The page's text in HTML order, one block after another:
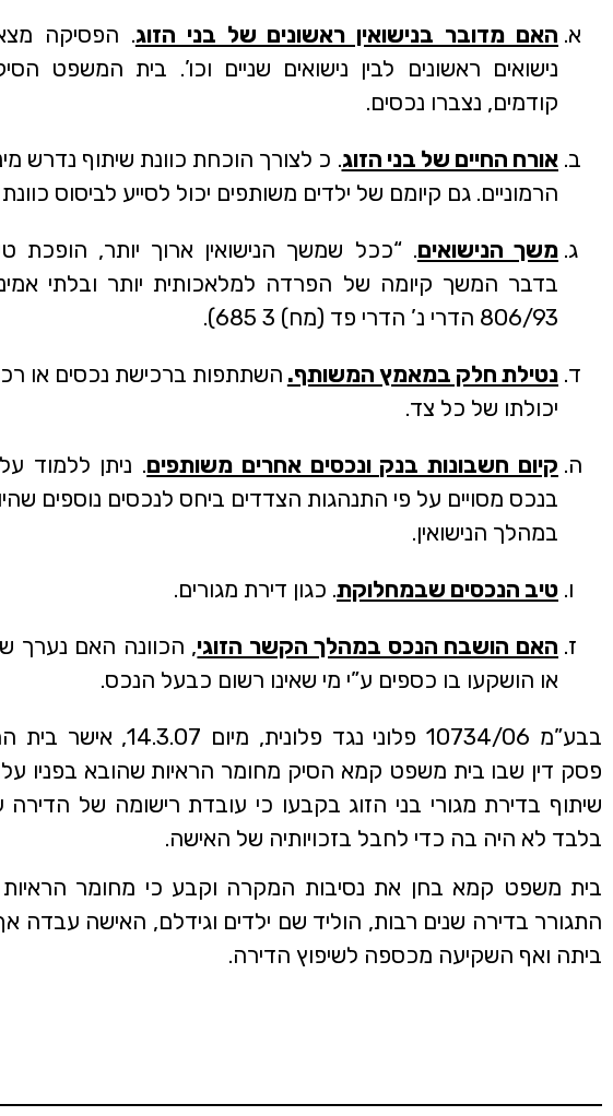
האם מדובר בנישואין ראשונים של בני הזוג. הפסיקה
נישואים ראשונים לבין נישואים שניים וכו’. בית המשפט
קודמים, נצברו נכסים.
אורח החיים של בני הזוג. כ לצורך הוכחת כוונת שיתוף נדרש
הרמוניים. גם קיומם של ילדים משותפים יכול לסייע לביסוס
משך הנישואים. “ככל שמשך הנישואין ארוך יותר, הופכת
בדבר המשך קיומה של הפרדה למלאכותית יותר ובלתי
806/93 הדרי נ’ הדרי פד (מח) 3 685).
נטילת חלק במאמץ המשותף. השתתפות ברכישת נכסים או
יכולתו של כל צד.
קיום חשבונות בנק ונכסים אחרים משותפים. ניתן ללמוד
בנכס מסויים על פי התנהגות הצדדים ביחס לנכסים נוספים שהיו
במהלך הנישואין.
טיב הנכסים שבמחלוקת. כגון דירת מגורים.
האם הושבח הנכס במהלך הקשר הזוגי, הכוונה האם נערך
או הושקעו בו כספים ע”י מי שאינו רשום כבעל הנכס.
בבע”מ 10734/06 פלוני נגד פלונית,
פסק דין שבו בית משפט קמא הסיק מחומר הראיות שהובא בפניו על
שיתוף בדירת מגורי בני הזוג בקבעו כי עובדת רישומה של
בלבד לא היה בה כדי לחבל בזכויותיה של האישה.
בית משפט קמא בחן את נסיבות המקרה וקבע כי מחומר הראיות
התגורר בדירה שנים רבות, הוליד שם ילדים וגידלם, האישה עבדה
ביתה ואף השקיעה מכספה לשיפוץ הדירה.